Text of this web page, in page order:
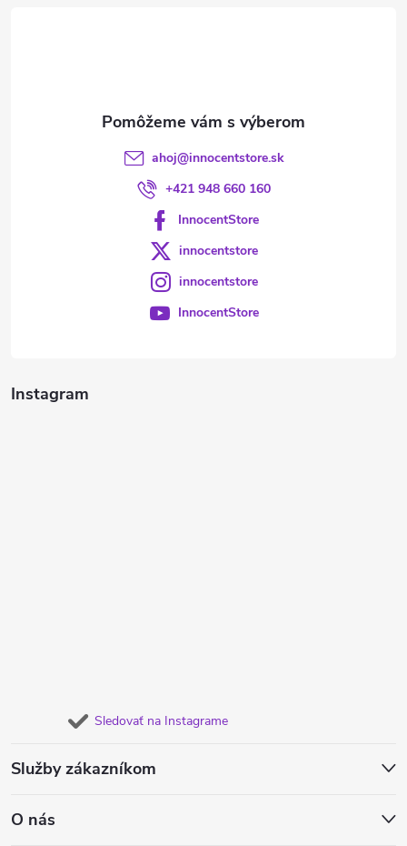
Instagram
Sledovať na Instagrame
Služby zákazníkom
O nás
ahoj@innocentstore.sk
+421 948 660 160
InnocentStore
innocentstore
innocentstore
InnocentStore